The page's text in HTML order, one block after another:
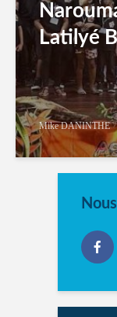
Latilyé
Mike DANINTHE